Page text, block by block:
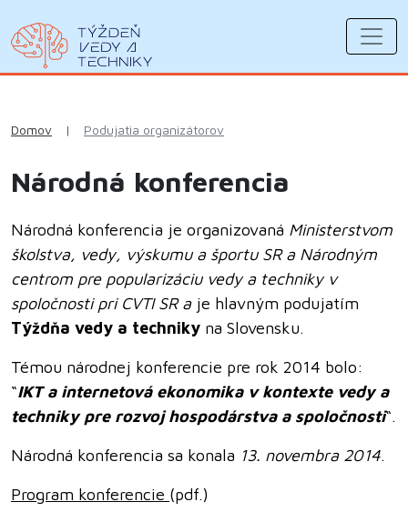
Domov | Podujatia organizátorov
Národná konferencia
Národná konferencia je organizovaná Ministerstvom
školstva, vedy, výskumu a športu SR a Národným
centrom pre popularizáciu vedy a techniky v
spoločnosti pri CVTI SR a je hlavným podujatím
Týždňa vedy a techniky na Slovensku.
Témou národnej konferencie pre rok 2014 bolo:
“IKT a internetová ekonomika v kontexte vedy a
techniky pre rozvoj hospodárstva a spoločnosti“.
Národná konferencia sa konala 13. novembra 2014.
Program konferencie (pdf.)